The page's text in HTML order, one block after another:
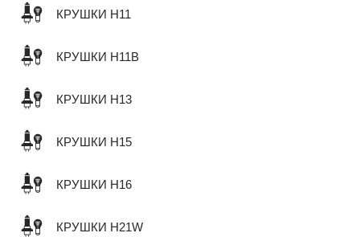
КРУШКИ H11
КРУШКИ H11B
КРУШКИ H13
КРУШКИ H15
КРУШКИ H16
КРУШКИ H21W